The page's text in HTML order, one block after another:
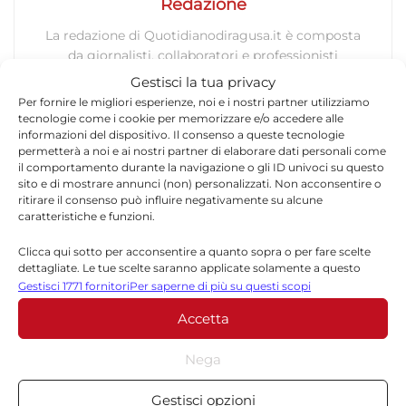
Gestisci la tua privacy
Per fornire le migliori esperienze, noi e i nostri partner utilizziamo
tecnologie come i cookie per memorizzare e/o accedere alle
informazioni del dispositivo. Il consenso a queste tecnologie
permetterà a noi e ai nostri partner di elaborare dati personali come
il comportamento durante la navigazione o gli ID univoci su questo
sito e di mostrare annunci (non) personalizzati. Non acconsentire o
ritirare il consenso può influire negativamente su alcune
caratteristiche e funzioni.
Clicca qui sotto per acconsentire a quanto sopra o per fare scelte
dettagliate. Le tue scelte saranno applicate solamente a questo
sito. È possibile modificare le impostazioni in qualsiasi momento,
compreso il ritiro del consenso, utilizzando i pulsanti della Cookie
Policy o cliccando sul pulsante di gestione del consenso nella parte
inferiore dello schermo.
Statistiche
Gestisci 1771 fornitoriPer saperne di più su questi scopi
Accetta
Nega
Gestisci opzioni
Redazione
La redazione di Quotidianodiragusa.it è composta
da giornalisti, collaboratori e professionisti
dell’informazione che ogni giorno lavorano per
offrire notizie, approfondimenti e contenuti
accurati dedicati alla Sicilia, all’attualità, alla
politica, alla cronaca, alla cultura e allo sport. Un
team dinamico e indipendente che garantisce
qualità, tempestività e affidabilità.
Lascia un commento
Il tuo indirizzo email non sarà pubblicato.
obbligatori sono contrassegnati*